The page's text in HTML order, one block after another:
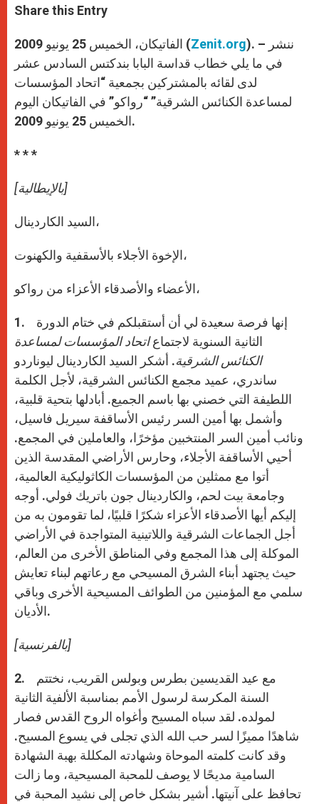
t
s
p
p
s
e
e
r
e
b
k
r
Share this Entry
الفاتيكان، الخميس 25 يونيو 2009 (Zenit.org). – ننشر
في ما يلي خطاب قداسة البابا بندكتس السادس عشر
لدى لقائه بالمشتركين بجمعية “اتحاد المؤسسات
لمساعدة الكنائس الشرقية” “رواكو” في الفاتيكان اليوم
الخميس 25 يونيو 2009.
* * *
[بالإيطالية]
السيد الكاردينال،
الإخوة الأجلاء بالأسقفية والكهنوت،
الأعضاء والأصدقاء الأعزاء من رواكو،
1. إنها فرصة سعيدة لي أن أستقبلكم في ختام الدورة
الثانية السنوية لاجتماعاتحاد المؤسسات لمساعدة
الكنائس الشرقية. أشكر السيد الكاردينال ليوناردو
ساندري، عميد مجمع الكنائس الشرقية، لأجل الكلمة
اللطيفة التي خصني بها باسم الجميع. أبادلها بتحية قلبية،
وأشمل بها أمين السر رئيس الأساقفة سيريل فاسيل،
ونائب أمين السر المنتخبين مؤخرًا، والعاملين في المجمع.
أحيي الأساقفة الأجلاء، وحارس الأراضي المقدسة الذين
أتوا مع ممثلين من المؤسسات الكاثوليكية العالمية،
وجامعة بيت لحم، والكاردينال جون باتريك فولي. أوجه
إليكم أيها الأصدقاء الأعزاء شكرًا قلبيًا، لما تقومون به من
أجل الجماعات الشرقية واللاتينية المتواجدة في الأراضي
الموكلة إلى هذا المجمع وفي المناطق الأخرى من العالم،
حيث يجتهد أبناء الشرق المسيحي مع رعاتهم لبناء تعايش
سلمي مع المؤمنين من الطوائف المسيحية الأخرى وباقي
الأديان.
[بالفرنسية]
2. مع عيد القديسين بطرس وبولس القريب، نختتم
السنة المكرسة لرسول الأمم بمناسبة الألفية الثانية
لمولده. لقد سباه المسيح وأغواه الروح القدس فصار
شاهدًا مميزًا لسر حب الله الذي تجلى في يسوع المسيح.
وقد كانت كلمته الموحاة وشهادته المكللة بهبة الشهادة
السامية مديحًا لا يوصف للمحبة المسيحية، وما زالت
تحافظ على آنيتها. أشير بشكل خاص إلى نشيد المحبة في